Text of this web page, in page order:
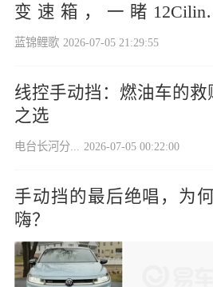
变速箱，一睹
Manuale风采
蓝锦鲤歌 2026-07-05 21:29:55
线控手动挡：燃油车的救
之选
电台长河分... 2026-07-05 00:22:00
手动挡的最后绝唱，为
嗨？